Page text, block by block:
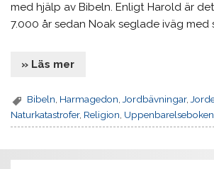
med hjälp av Bibeln. Enligt Harold är
7.000 år sedan Noak seglade iväg med
» Läs mer
Bibeln Harmagedon Jordbävningar,
Naturkatastrofer, Religion Uppenbarelseboken